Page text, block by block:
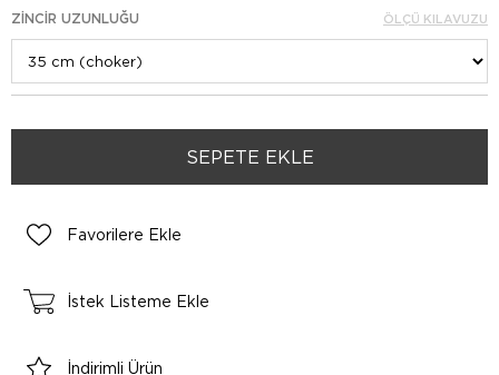
ZINCIR UZUNLUĞU ÖLÇÜ KILAVUZU
Favorilere Ekle
İstek Listeme Ekle
İndirimli Ürün